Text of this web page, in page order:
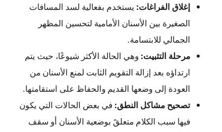
إغلاق الفراغات: يستخدم بفعالية لسد المسافات
الصغيرة بين الأسنان الأمامية لتحسين المظهر
الجمالي للابتسامة.
مرحلة التثبيت: وهي الحالة الأكثر شيوعًا، حيث يتم
ارتداؤه بعد إزالة التقويم الثابت لمنع الأسنان من
العودة إلى وضعها القديم والحفاظ على استقامتها.
تصحيح مشاكل النطق: في بعض الحالات التي يكون
فيها سبب الكلام متعلقً بوضعية الأسنان أو سقف